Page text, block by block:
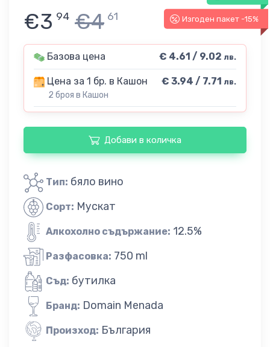
Изгоден пакет -15%
€3 94 €4 61
Базова цена € 4.61 / 9.02 лв.
Цена за 1 бр. в Кашон
2 броя в Кашон
€ 3.94 / 7.71 лв.
Добави в количка
Тип: бяло вино
Сорт: Мускат
Алкохолно съдържание: 12.5%
Разфасовка: 750 ml
Съд: бутилка
Бранд: Domain Menada
Произход: България